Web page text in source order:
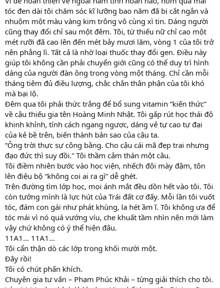
tóc đen dài tôi chăm sóc kĩ lưỡng bao năm đã bị cắt ngắn và
nhuộm một màu vàng kim trông vô cùng xì tin. Dáng người
cũng thay đổi chỉ sau một đêm. Tôi, từ thiếu nữ chỉ cao một
mét rưỡi đã cao lên đến mét bảy mươi lăm, vòng 1 của tôi trở
nên phẳng lì. Tất cả là nhờ loại thuốc thay đổi gen. Điều này
giúp tôi không cần phải chuyển giới cũng có thể duy trì hình
dáng của người đàn ông trong vòng một tháng. Chỉ cần mỗi
tháng tiêm đủ điều lượng, chắc chắn thân phận của tôi khó
mà bại lộ.
Đêm qua tôi phải thức trắng để bổ sung vitamin “kiến thức”
về cậu thiếu gia tên Hoàng Minh Nhật. Tôi gấp rút học thái độ
khinh khỉnh, tính cách ngang ngược, dáng vẻ tự cao tự đại
của kẻ bề trên, biến thành bản sao của cậu ta.
“Ông trời thực sự công bằng. Cho cậu cái mã đẹp trai nhưng
đạo đức thì suy đồi.” Tôi thầm cảm thán một câu.
Tôi điềm nhiên bước vào học viện, nhếch đôi mày đậm, tôn
lên điệu bộ “không coi ai ra gì” dễ ghét.
Trên đường tìm lớp học, mọi ánh mắt đều dồn hết vào tôi. Tôi
còn tưởng mình là lực hút của Trái đất cơ đấy. Mỗi lần tôi vuốt
tóc, đám con gái như phát khùng, la hét ầm ĩ. Tôi không ưa để
tóc mái vì nó quá vướng víu, che khuất tầm nhìn nên mới làm
vậy chứ không có ý thể hiện đâu.
11A1… 11A1…
Tôi cẩn thận dò các lớp trong khối mười một.
Đây rồi!
Tôi có chút phấn khích.
Chuyên gia tư vấn – Phạm Phúc Khải – từng giải thích cho tôi.